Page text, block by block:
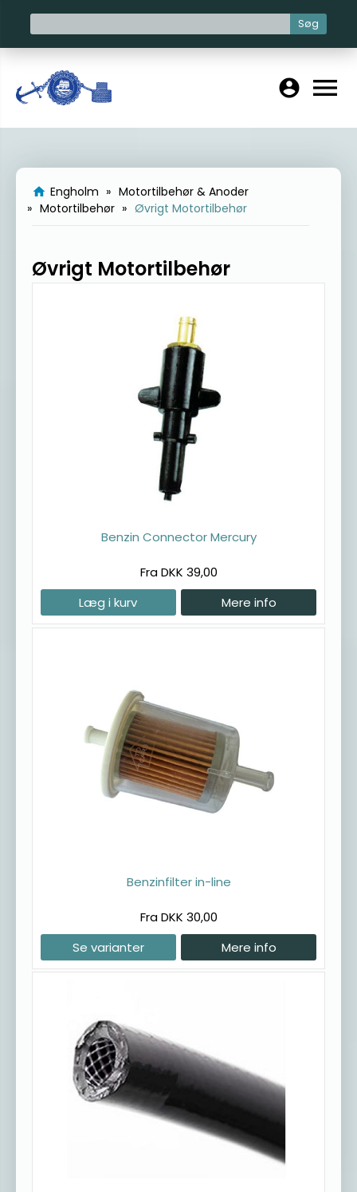
Søg
account_circle menu
home Engholm
Motortilbehør & Anoder
Motortilbehør
Øvrigt Motortilbehør
Øvrigt Motortilbehør
Benzin Connector Mercury
Fra DKK 39,00
Læg i kurv
Mere info
Benzinfilter in-line
Fra DKK 30,00
Se varianter
Mere info